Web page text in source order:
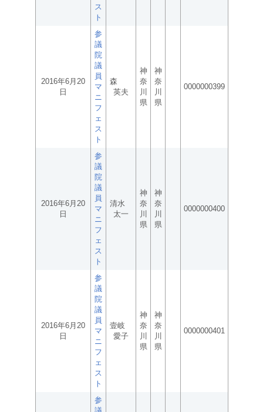
ス
ト
2016年6月20
日
参
議
院
議
員
マ
ニ
フ
ェ
ス
ト
森
英夫
神
奈
川
県
神
奈
川
県
0000000399
2016年6月20
日
参
議
院
議
員
マ
ニ
フ
ェ
ス
ト
清水
太一
神
奈
川
県
神
奈
川
県
0000000400
2016年6月20
日
参
議
院
議
員
マ
ニ
フ
ェ
ス
ト
壹岐
愛子
神
奈
川
県
神
奈
川
県
0000000401
参